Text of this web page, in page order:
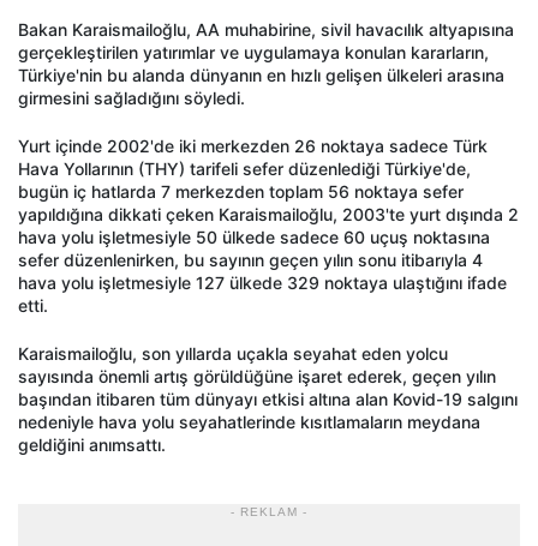
Bakan Karaismailoğlu, AA muhabirine, sivil havacılık altyapısına
gerçekleştirilen yatırımlar ve uygulamaya konulan kararların,
Türkiye'nin bu alanda dünyanın en hızlı gelişen ülkeleri arasına
girmesini sağladığını söyledi.
Yurt içinde 2002'de iki merkezden 26 noktaya sadece Türk
Hava Yollarının (THY) tarifeli sefer düzenlediği Türkiye'de,
bugün iç hatlarda 7 merkezden toplam 56 noktaya sefer
yapıldığına dikkati çeken Karaismailoğlu, 2003'te yurt dışında 2
hava yolu işletmesiyle 50 ülkede sadece 60 uçuş noktasına
sefer düzenlenirken, bu sayının geçen yılın sonu itibarıyla 4
hava yolu işletmesiyle 127 ülkede 329 noktaya ulaştığını ifade
etti.
Karaismailoğlu, son yıllarda uçakla seyahat eden yolcu
sayısında önemli artış görüldüğüne işaret ederek, geçen yılın
başından itibaren tüm dünyayı etkisi altına alan Kovid-19 salgını
nedeniyle hava yolu seyahatlerinde kısıtlamaların meydana
geldiğini anımsattı.
- REKLAM -